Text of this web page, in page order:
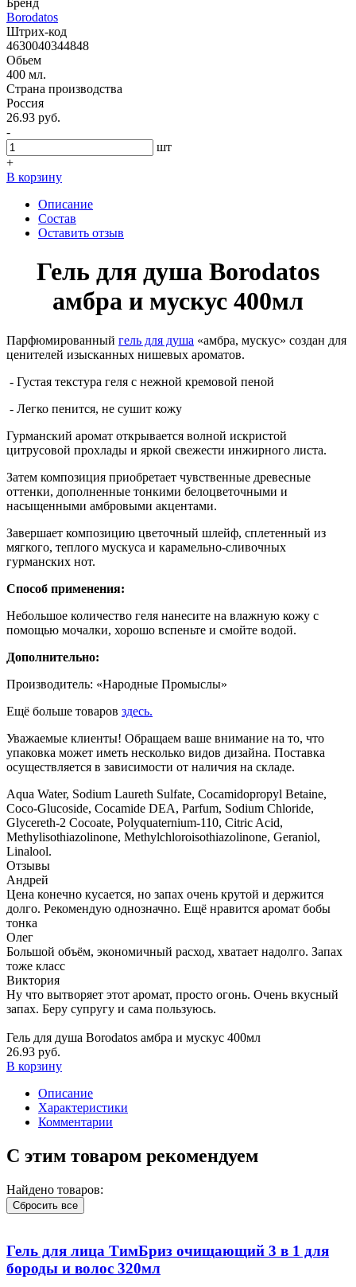
Бренд
Borodatos
Штрих-код
4630040344848
Обьем
400 мл.
Страна производства
Россия
26.93 руб.
-
шт
+
В корзину
Описание
Состав
Оставить отзыв
Гель для душа Borodatos
амбра и мускус 400мл
Парфюмированный гель для душа «амбра, мускус» создан для
ценителей изысканных нишевых ароматов.
- Густая текстура геля с нежной кремовой пеной
- Легко пенится, не сушит кожу
Гурманский аромат открывается волной искристой
цитрусовой прохлады и яркой свежести инжирного листа.
Затем композиция приобретает чувственные древесные
оттенки, дополненные тонкими белоцветочными и
насыщенными амбровыми акцентами.
Завершает композицию цветочный шлейф, сплетенный из
мягкого, теплого мускуса и карамельно-сливочных
гурманских нот.
Способ применения:
Небольшое количество геля нанесите на влажную кожу с
помощью мочалки, хорошо вспеньте и смойте водой.
Дополнительно:
Производитель: «Народные Промыслы»
Ещё больше товаров здесь.
Уважаемые клиенты! Обращаем ваше внимание на то, что
упаковка может иметь несколько видов дизайна. Поставка
осуществляется в зависимости от наличия на складе.
Aqua Water, Sodium Laureth Sulfate, Cocamidopropyl Betaine,
Coco-Glucoside, Cocamide DEA, Parfum, Sodium Chloride,
Glycereth-2 Cocoate, Polyquaternium-110, Citric Acid,
Methylisothiazolinone, Methylchloroisothiazolinone, Geraniol,
Linalool.
Отзывы
Андрей
Цена конечно кусается, но запах очень крутой и держится
долго. Рекомендую однозначно. Ещё нравится аромат бобы
тонка
Олег
Большой объём, экономичный расход, хватает надолго. Запах
тоже класс
Виктория
Ну что вытворяет этот аромат, просто огонь. Очень вкусный
запах. Беру супругу и сама пользуюсь.
Гель для душа Borodatos амбра и мускус 400мл
26.93 руб.
В корзину
Описание
Характеристики
Комментарии
С этим товаром рекомендуем
Найдено товаров:
Сбросить все
Гель для лица ТимБриз очищающий 3 в 1 для
бороды и волос 320мл